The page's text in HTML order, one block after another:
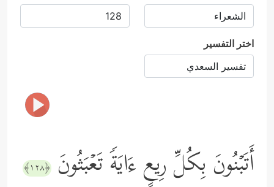
اختر التفسير
أَتَبۡنُونَ بِكُلِّ رِیعٍ ءَایَةࣰ تَعۡبَثُونَ ﴿١٢٨﴾